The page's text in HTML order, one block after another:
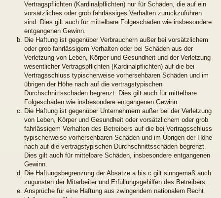
Vertragspflichten (Kardinalpflichten) nur für Schäden, die auf ein
vorsätzliches oder grob fahrlässiges Verhalten zurückzuführen
sind. Dies gilt auch für mittelbare Folgeschäden wie insbesondere
entgangenen Gewinn.
Die Haftung ist gegenüber Verbrauchern außer bei vorsätzlichem
oder grob fahrlässigem Verhalten oder bei Schäden aus der
Verletzung von Leben, Körper und Gesundheit und der Verletzung
wesentlicher Vertragspflichten (Kardinalpflichten) auf die bei
Vertragsschluss typischerweise vorhersehbaren Schäden und im
übrigen der Höhe nach auf die vertragstypischen
Durchschnittsschäden begrenzt. Dies gilt auch für mittelbare
Folgeschäden wie insbesondere entgangenen Gewinn.
Die Haftung ist gegenüber Unternehmern außer bei der Verletzung
von Leben, Körper und Gesundheit oder vorsätzlichem oder grob
fahrlässigem Verhalten des Betreibers auf die bei Vertragsschluss
typischerweise vorhersehbaren Schäden und im Übrigen der Höhe
nach auf die vertragstypischen Durchschnittsschäden begrenzt.
Dies gilt auch für mittelbare Schäden, insbesondere entgangenen
Gewinn.
Die Haftungsbegrenzung der Absätze a bis c gilt sinngemäß auch
zugunsten der Mitarbeiter und Erfüllungsgehilfen des Betreibers.
Ansprüche für eine Haftung aus zwingendem nationalem Recht